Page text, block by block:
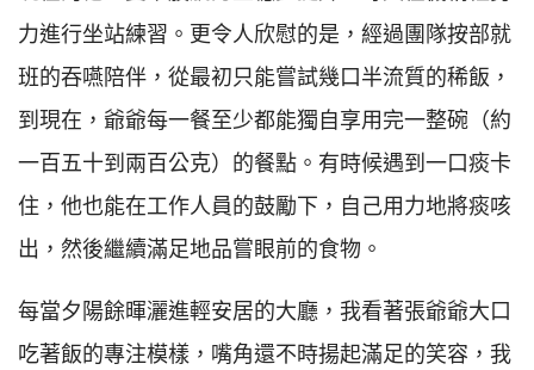
力進行坐站練習。更令人欣慰的是，經過團隊按部就
班的吞嚥陪伴，從最初只能嘗試幾口半流質的稀飯，
到現在，爺爺每一餐至少都能獨自享用完一整碗（約
一百五十到兩百公克）的餐點。有時候遇到一口痰卡
住，他也能在工作人員的鼓勵下，自己用力地將痰咳
出，然後繼續滿足地品嘗眼前的食物。
每當夕陽餘暉灑進輕安居的大廳，我看著張爺爺大口
吃著飯的專注模樣，嘴角還不時揚起滿足的笑容，我